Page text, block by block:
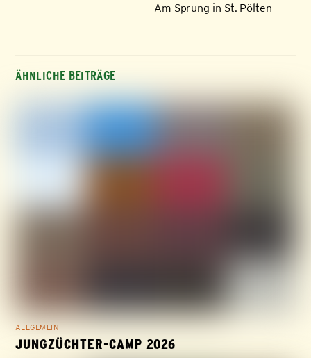
Am Sprung in St. Pölten
ÄHNLICHE BEITRÄGE
ALLGEMEIN
JUNGZÜCHTER-CAMP 2026